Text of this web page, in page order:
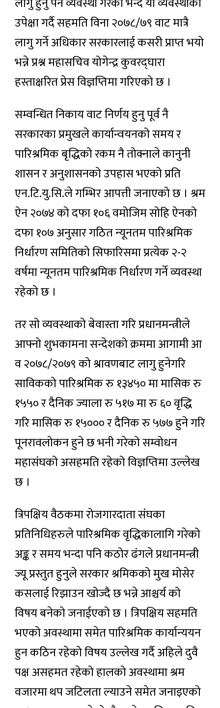
उपेक्षा गर्दै सहमति विना २०७८/७९ वाट मात्रै
लागु गर्ने अधिकार सरकारलाई कसरी प्राप्त भयो
भन्ने प्रश्न महासचिव योगेन्द्र कुवरद्घारा
हस्ताक्षरित प्रेस विज्ञप्तिमा गरिएको छ ।
सम्वन्धित निकाय वाट निर्णय हुनु पूर्व नै
सरकारका प्रमुखले कार्यान्वयनको समय र
पारिश्रमिक बृद्धिको रकम नै तोक्नाले कानुनी
शासन र अनुशासनको उपहास भएको प्रति
एन.टि.यु.सि.ले गम्भिर आपत्ती जनाएको छ । श्रम
ऐन २०७४ को दफा १०६ वमोजिम सोहि ऐनको
दफा १०७ अनुसार गठित न्यूनतम पारिश्रमिक
निर्धारण समितिको सिफारिसमा प्रत्येक २-२
वर्षमा न्यूनतम पारिश्रमिक निर्धारण गर्ने व्यवस्था
रहेको छ ।
तर सो व्यवस्थाको बेवास्ता गरि प्रधानमन्त्रीले
आफ्नो शुभकामना सन्देशको क्रममा आगामी आ
व २०७८/२०७९ को श्रावणबाट लागु हुनेगरि
साविकको पारिश्रमिक रु १३४५० मा मासिक रु
१५५० र दैनिक ज्याला रु ५१७ मा रु ६० वृद्धि
गरि मासिक रु १५००० र दैनिक रु ५७७ हुने गरि
पूनरावलोकन हुने छ भनी गरेको सम्वोधन
महासंघको असहमति रहेको विज्ञप्तिमा उल्लेख
छ ।
त्रिपक्षिय वैठकमा रोजगारदाता संघका
प्रतिनिधिहरुले पारिश्रमिक वृद्धिकालागि गरेको
अङ्क र समय भन्दा पनि कठोर ढंगले प्रधानमन्त्री
ज्यू प्रस्तुत हुनुले सरकार श्रमिकको मुख मोसेर
कसलाई रिझाउन खोज्दै छ भन्ने आश्चर्य को
विषय बनेको जनाईएको छ । त्रिपक्षिय सहमति
भएको अवस्थामा समेत पारिश्रमिक कार्यान्ययन
हुन कठिन रहेको विषय उल्लेख गर्दै अहिले दुवै
पक्ष असहमत रहेको हालको अवस्थामा श्रम
वजारमा थप जटिलता ल्याउने समेत जनाइएको